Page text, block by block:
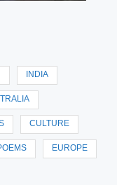
INDIA
CULTURE
EUROPE